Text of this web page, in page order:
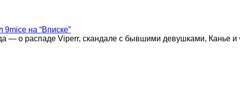
9mice на “Вписке”
— о распаде Viperr, скандале с бывшими девушками, Канье